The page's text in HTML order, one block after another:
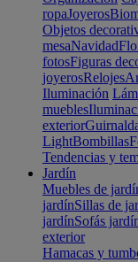
ropaJoyeros
Objetos
mesaNavidad
fotosFiguras
joyerosRelojes
Iluminación
muebles
exterior
LightBombillas
Tendencias y
Jardín
Muebles de
jardínSillas de
jardínSofás
exterior
Hamacas y